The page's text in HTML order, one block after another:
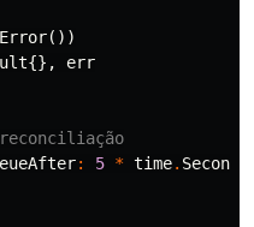
Error())
{},
err
reconciliação
: 5 * time. Second